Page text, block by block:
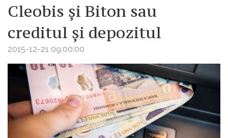
Cleobis și Biton sau
creditul și depozitul
2015-12-21 09:00:00